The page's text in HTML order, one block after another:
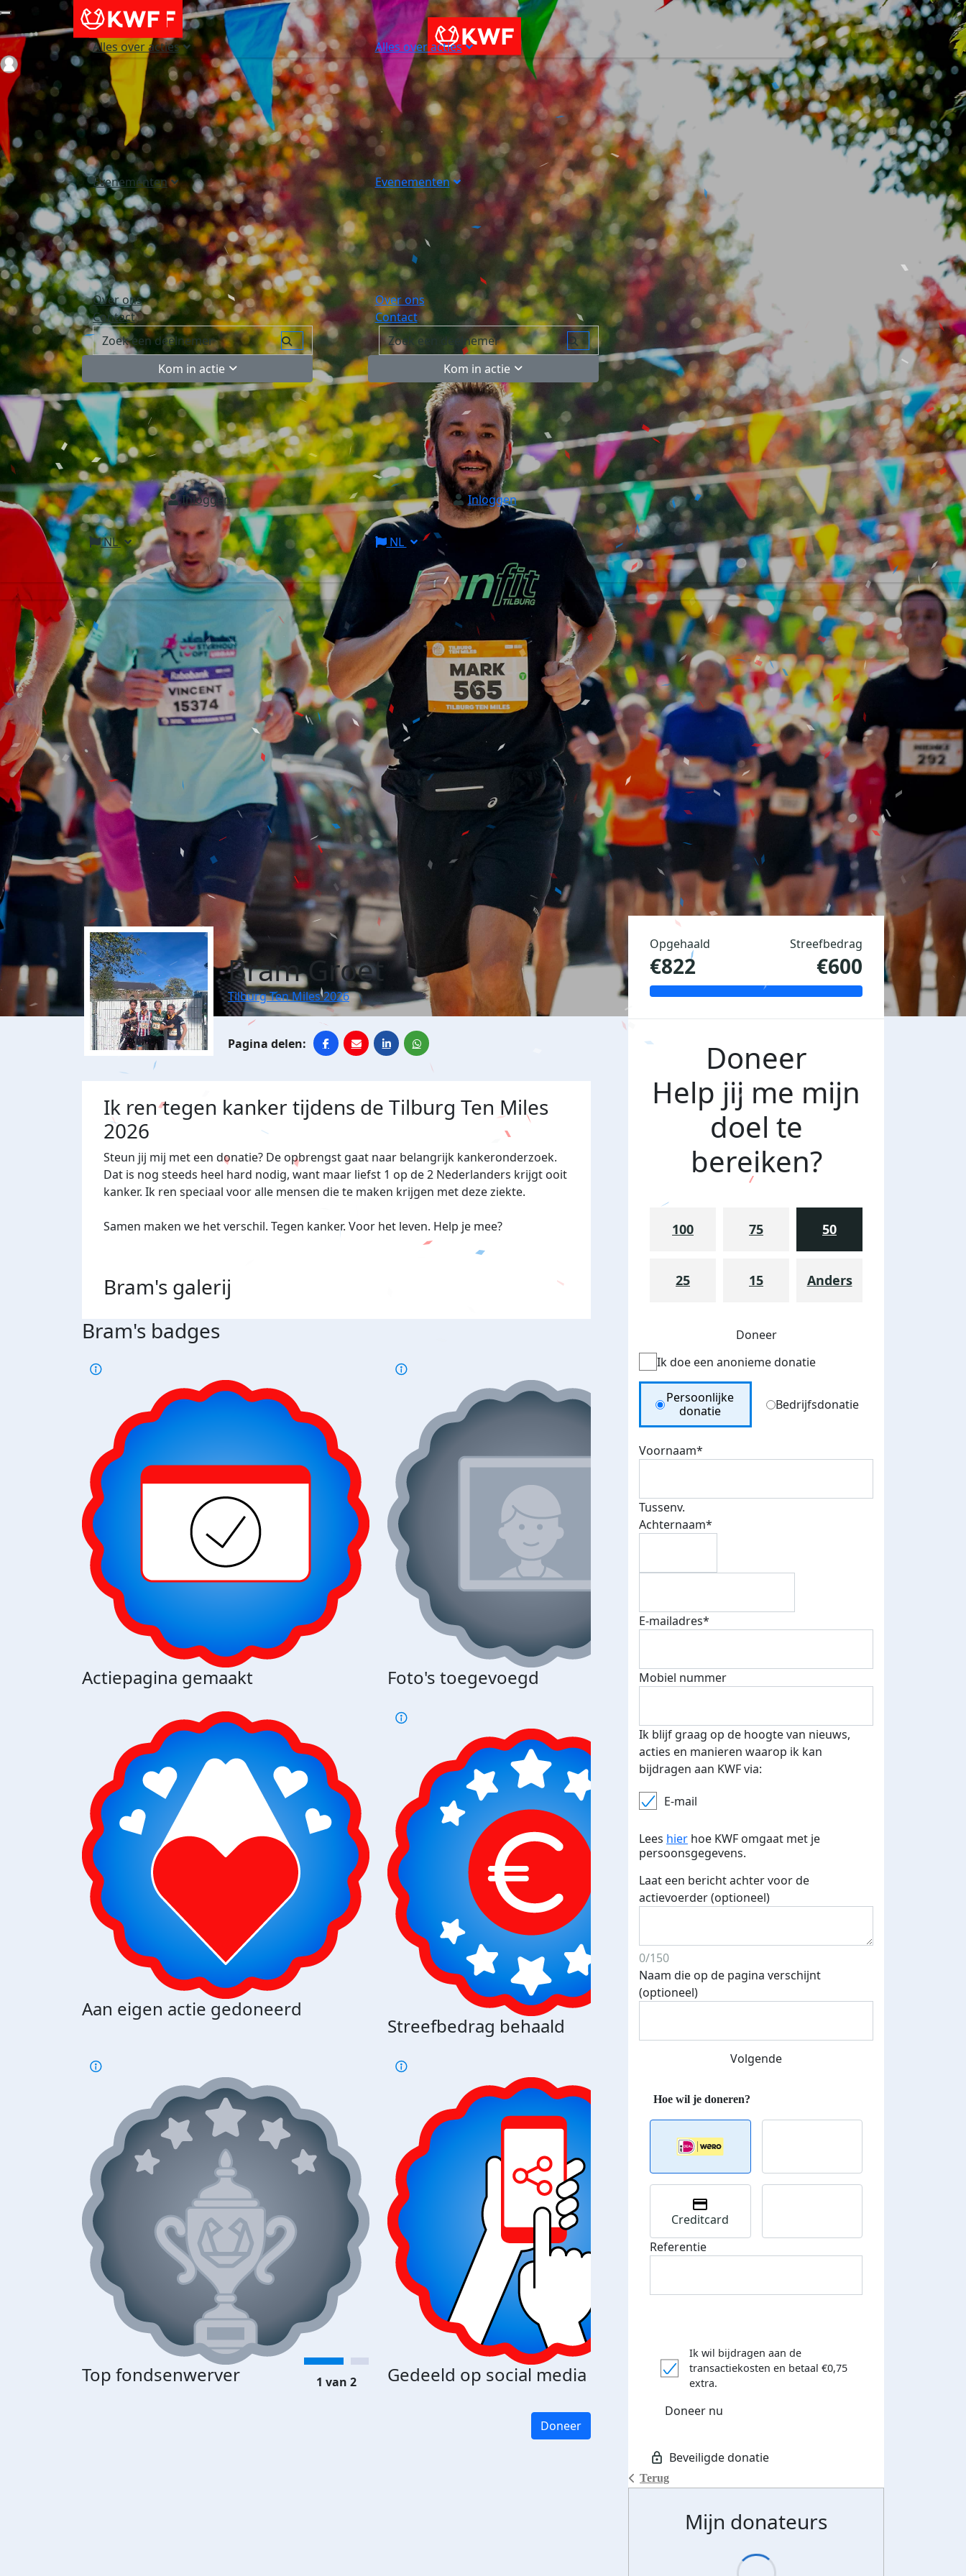
Alles over acties
Evenementen
Over ons
Contact
Kom in actie
Inloggen
NL
Alles over acties
Evenementen
Over ons
Contact
Kom in actie
Inloggen
NL
Login
Bram Groet
Tilburg Ten Miles 2026
Ik ren tegen kanker tijdens de Tilburg Ten Miles
2026
Steun jij mij met een donatie? De opbrengst gaat naar belangrijk kankeronderzoek.
Dat is nog steeds heel hard nodig, want maar liefst 1 op de 2 Nederlanders krijgt ooit
kanker. Ik ren speciaal voor alle mensen die te maken krijgen met deze ziekte.
Samen maken we het verschil. Tegen kanker. Voor het leven. Help je mee?
Bram's galerij
Bram's badges
Actiepagina gemaakt Foto's toegevoegd E-mails verstuurd
Aan eigen actie gedoneerd
Streefbedrag behaald
Top fondsenwerver Gedeeld op social media Donateurs bedankt
je je speciale KWF t-shirt!
1 van 2
Doneer
Opgehaald
€822
Streefbedrag
€600
Doneer
Help jij me mijn
doel te
bereiken?
100 75 50
25 15 Anders
Doneer
Ik doe een anonieme donatie
Donation Type
Persoonlijke
donatie
Bedrijfsdonatie
Voornaam*
Tussenv.
Achternaam*
E-mailadres*
Mobiel nummer
Ik blijf graag op de hoogte van nieuws,
acties en manieren waarop ik kan
bijdragen aan KWF via:
E-mail
Lees hier hoe KWF omgaat met je
persoonsgegevens.
Laat een bericht achter voor de
actievoerder (optioneel)
0/150
Naam die op de pagina verschijnt
(optioneel)
Volgende
Terug
Creditcard
Referentie
Ik wil bijdragen aan de
transactiekosten en betaal €0,75
extra.
Doneer nu
Mijn donateurs